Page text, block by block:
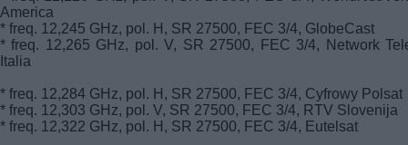
America
* freq. 12,245 GHz, pol. H, SR 27500, FEC 3/4, GlobeCast
* freq. 12,265 GHz, pol. V, SR 27500, FEC 3/4, Network
Italia
* freq. 12,284 GHz, pol. H, SR 27500, FEC 3/4, Cyfrowy Polsat
* freq. 12,303 GHz, pol. V, SR 27500, FEC 3/4, RTV Slovenija
* freq. 12,322 GHz, pol. H, SR 27500, FEC 3/4, Eutelsat